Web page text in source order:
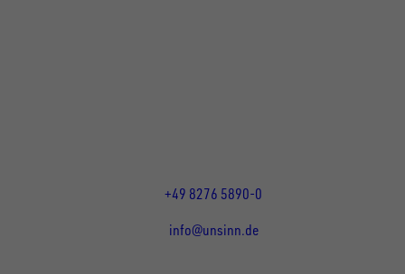
+49 8276 5890-0
info@unsinn.de